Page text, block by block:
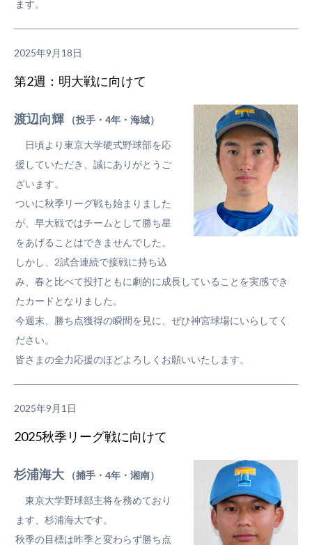
ます。
2025年9月18日
第2週：明大戦に向けて
渡辺向輝 （投手・4年・海城）
日頃より東京大学硬式野球部を応
援していただき、誠にありがとうご
ざいます。
ついに秋季リーグ戦も始まりました
が、早大戦ではチームとして勝ち星
をあげることはできませんでした。
しかし、2試合連続で接戦に持ち込
み、春と比べて投打ともに劇的に成長していることを実感でき
たカードとなりました。
今週末、勝ち点獲得の瞬間を見に、ぜひ神宮球場にいらしてく
ださい。
皆さまの全力応援のほどよろしくお願いいたします。
2025年9月1日
2025秋季リーグ戦に向けて
杉浦海大 （捕手・4年・湘南）
東京大学野球部主将を務めており
ます、杉浦海大です。
秋季の目標は昨季と変わらず勝ち点